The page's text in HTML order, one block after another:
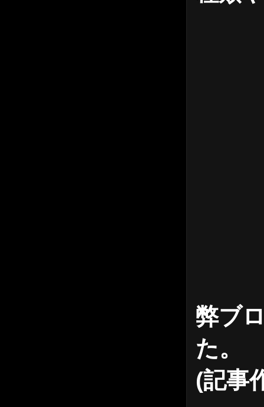
弊ブ
た。
(記事